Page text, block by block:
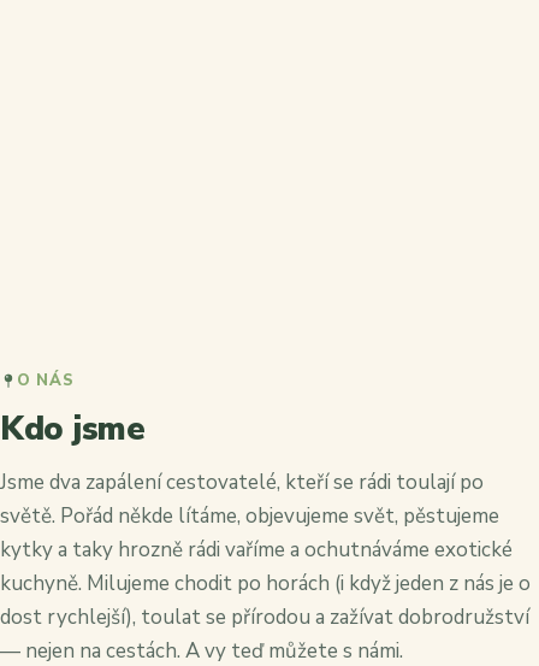
O NÁS
Kdo jsme
Jsme dva zapálení cestovatelé, kteří se rádi toulají po
světě. Pořád někde lítáme, objevujeme svět, pěstujeme
kytky a taky hrozně rádi vaříme a ochutnáváme exotické
kuchyně. Milujeme chodit po horách (i když jeden z nás je o
dost rychlejší), toulat se přírodou a zažívat dobrodružství
— nejen na cestách. A vy teď můžete s námi.